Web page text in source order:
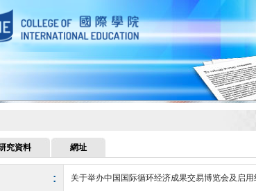
究資料 網址
: 关于举办中国国际循环经济成果交易博览会及启